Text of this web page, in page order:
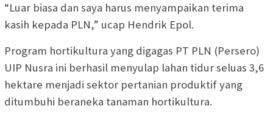
“Luar biasa dan saya harus menyampaikan terima
kasih kepada PLN,” ucap Hendrik Epol.
Program hortikultura yang digagas PT PLN (Persero)
UIP Nusra ini berhasil menyulap lahan tidur seluas 3,6
hektare menjadi sektor pertanian produktif yang
ditumbuhi beraneka tanaman hortikultura.